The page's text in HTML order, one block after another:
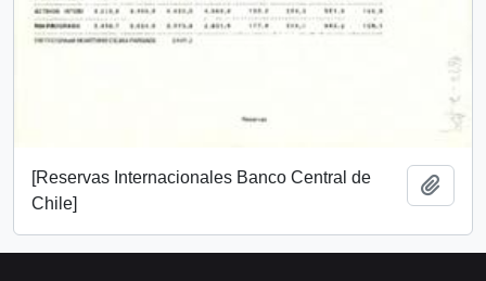
[Reservas Internacionales Banco Central de
Chile]